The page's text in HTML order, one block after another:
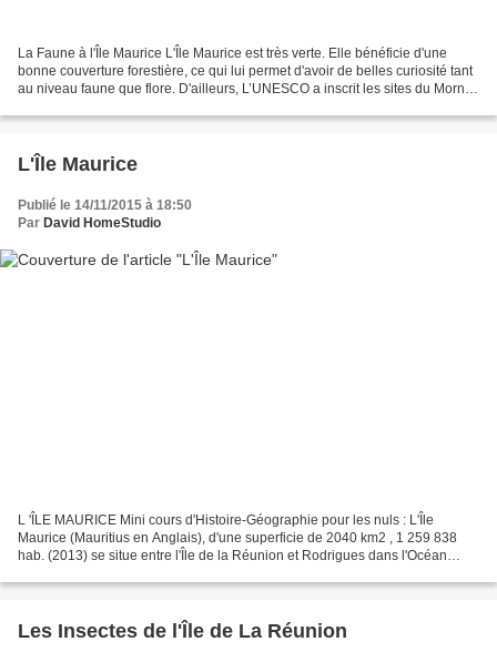
La Faune à l'Île Maurice L'Île Maurice est très verte. Elle bénéficie d'une
bonne couverture forestière, ce qui lui permet d'avoir de belles curiosité tant
au niveau faune que flore. D'ailleurs, L’UNESCO a inscrit les sites du Morne
L'Île Maurice
Publié le 14/11/2015 à 18:50
Par David HomeStudio
L 'ÎLE MAURICE Mini cours d'Histoire-Géographie pour les nuls : L'Île
Maurice (Mauritius en Anglais), d'une superficie de 2040 km2 , 1 259 838
hab. (2013) se situe entre l'Île de la Réunion et Rodrigues dans l'Océan
Les Insectes de l'Île de La Réunion